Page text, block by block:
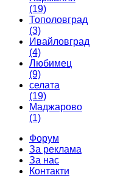
(19)
Тополовград
(3)
Ивайловград
(4)
Любимец
(9)
селата
(19)
Маджарово
(1)
Форум
За реклама
За нас
Контакти